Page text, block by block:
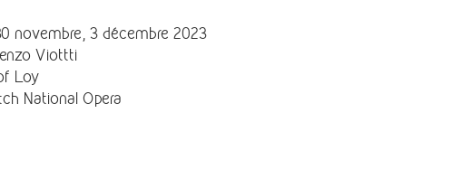
novembre, 3 décembre 2023
Viottti
Loy
National Opera